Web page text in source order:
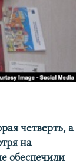
четверть, а
на
обеспечили